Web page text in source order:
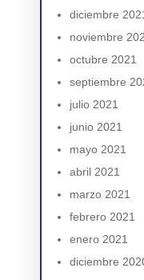
diciembre
noviembre
octubre 2021
septiembre
julio 2021
junio 2021
mayo 2021
abril 2021
marzo 2021
febrero 2021
enero 2021
diciembre